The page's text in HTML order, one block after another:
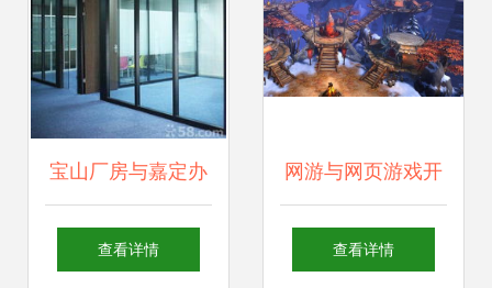
宝山厂房与嘉定办
公室装修 技术咨询
查看详情
网游与网页游戏开
服走向趋势掌握导
查看详情